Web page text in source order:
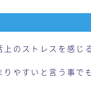
のストレスを感じ
やすいと言う事で